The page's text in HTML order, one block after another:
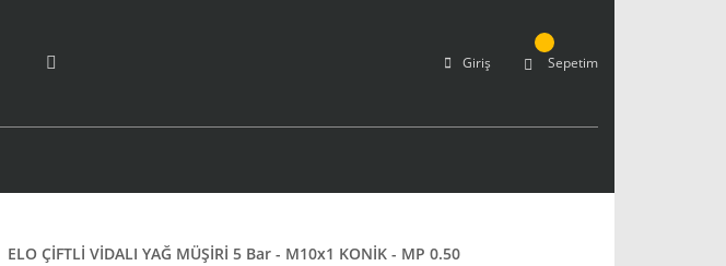
Giriş Sepetim
ELO ÇİFTLİ VİDALI YAĞ MÜŞİRİ 5 Bar - M10x1 KONİK - MP 0.50